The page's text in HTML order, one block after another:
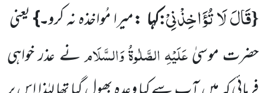
{قَالَ لَا تُؤَاخِذْنِیْ:کہا :میرا مُواخذہ نہ کرو۔}یعنی
حضرت موسیٰعَلَیْہِ الصَّلٰوۃُ وَالسَّلَامنے عذر خواہی